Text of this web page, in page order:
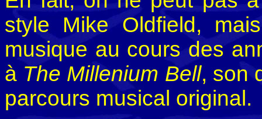
style Mike Oldfield,
musique au cours des
à The Millenium Bell, son
parcours musical original.